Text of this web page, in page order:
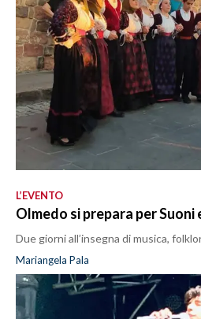
L’EVENTO
Olmedo si prepara per Suoni
Due giorni all’insegna di musica,
Mariangela Pala